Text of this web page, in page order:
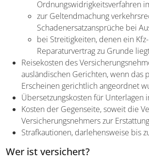
Ordnungswidrigkeitsverfahren
zur Geltendmachung
Schadenersatzansprüche bei
bei Streitigkeiten, denen ein
Reparaturvertrag zu Grunde
Reisekosten des
ausländischen Gerichten, wenn das
Erscheinen gerichtlich angeordnet
Übersetzungskosten für Unterlagen
Kosten der Gegenseite, soweit die
Versicherungsnehmers zur
Strafkautionen, darlehensweise bis
Wer ist versichert?